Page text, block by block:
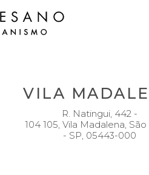
VILA
R. Natingui, 442 -
104 105, Vila Madalena,
- SP, 05443-000